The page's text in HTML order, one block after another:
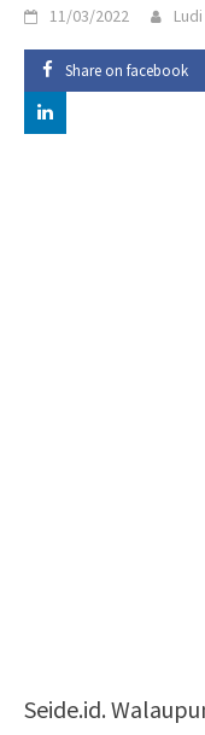
11/03/2022 Ludi
Share on facebook
Seide.id.